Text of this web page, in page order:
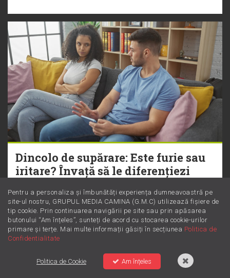
Dincolo de supărare: Este furie sau
iritare? Învață să le diferențiezi
Pentru a personaliza și îmbunătăți experiența dumneavoastră pe
site-ul nostru, GRUPUL MEDIA CAMINA (G.M.C) utilizează fișiere de
tip cookie. Prin continuarea navigării pe site sau prin apăsarea
butonului “Am înțeles”, sunteți de acord cu stocarea cookie-urilor
primare și terțe. Mai multe informații găsiți în secțiunea Politica de
Confidentialitate
Politica de Cookie Am înțeles